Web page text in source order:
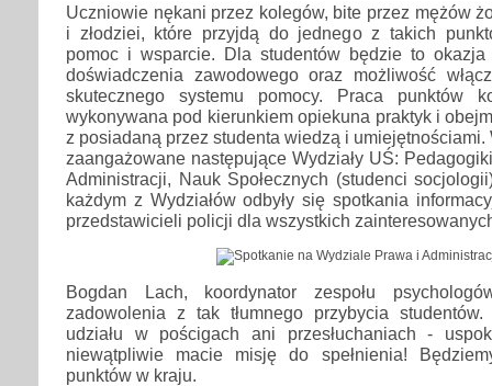
Uczniowie nękani przez kolegów, bite przez mężów
i złodziei, które przyjdą do jednego z takich
pomoc i wsparcie. Dla studentów będzie to
doświadczenia zawodowego oraz możliwość
skutecznego systemu pomocy. Praca punktów
wykonywana pod kierunkiem opiekuna praktyk i
z posiadaną przez studenta wiedzą i umiejętnościami.
zaangażowane następujące Wydziały UŚ:
Administracji, Nauk Społecznych (studenci
każdym z Wydziałów odbyły się spotkania
przedstawicieli policji dla wszystkich
Bogdan Lach, koordynator zespołu
zadowolenia z tak tłumnego przybycia
udziału w pościgach ani przesłuchaniach -
niewątpliwie macie misję do spełnienia!
punktów w kraju.